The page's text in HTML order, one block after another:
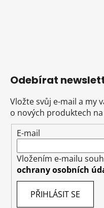
Odebírat
Vložte svůj e-mail a my
o nových produktech
E-mail
Vložením e-mailu
ochrany osobních
PŘIHLÁSIT SE